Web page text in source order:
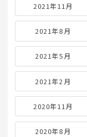
2021年11月
2021年8月
2021年5月
2021年2月
2020年11月
2020年8月